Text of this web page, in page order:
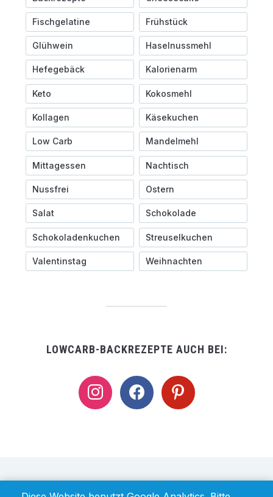
Fischgelatine Frühstück
Glühwein Haselnussmehl
Hefegebäck Kalorienarm
Keto Kokosmehl
Kollagen Käsekuchen
Low Carb Mandelmehl
Mittagessen Nachtisch
Nussfrei Ostern
Salat Schokolade
Schokoladenkuchen Streuselkuchen
Valentinstag Weihnachten
LOWCARB-BACKREZEPTE AUCH BEI:
instagramfacebookpinterest
IMPRESSUM / DISCLAIMER DATENSCHUTZ